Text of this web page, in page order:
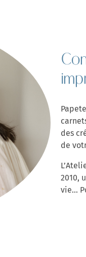
des
de
2010,
vie...
COFFRET